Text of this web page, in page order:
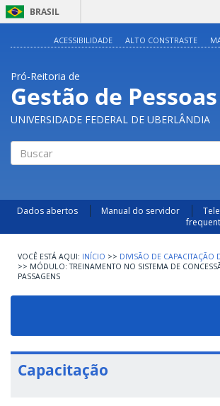
BRASIL
Acesso à
ACESSIBILIDADE ALTO CONSTRASTE
Pró-Reitoria de
Gestão de Pessoas
UNIVERSIDADE FEDERAL DE UBERLÂNDIA
Dados abertos Manual do servidor
INÍCIO >> DIVISÃO DE CAPACITAÇÃO
>> MÓDULO: TREINAMENTO NO SISTEMA DE
PASSAGENS
Capacitação